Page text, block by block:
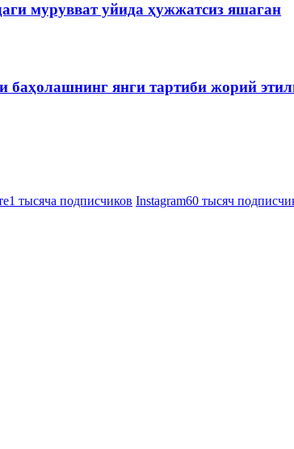
мурувват уйида ҳужжатсиз яшаган
баҳолашнинг янги тартиби жорий
1 тысяча подписчиков Instagram60 тысяч